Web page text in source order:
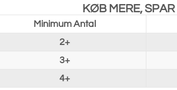
KØB MERE, SPAR
Minimum Antal
2+
3+
4+